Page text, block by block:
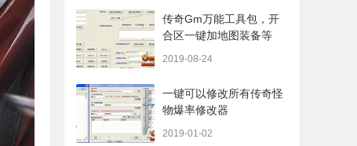
传奇Gm万能工具包，开
合区一键加地图装备等
2019-08-24
一键可以修改所有传奇怪
物爆率修改器
2019-01-02